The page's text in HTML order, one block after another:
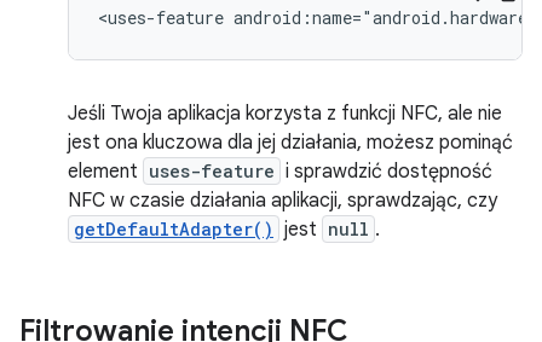
<uses-feature
Jeśli Twoja aplikacja korzysta z funkcji NFC, ale nie
jest ona kluczowa dla jej działania, możesz pominąć
element uses-feature i sprawdzić dostępność
NFC w czasie działania aplikacji, sprawdzając, czy
getDefaultAdapter() jest null .
Filtrowanie intencji NFC